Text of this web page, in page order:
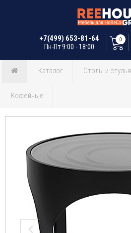
+7(499) 653-81-64
Пн-Пт 9:00 - 18:00
0
Каталог Столы и стулья
Кофейные